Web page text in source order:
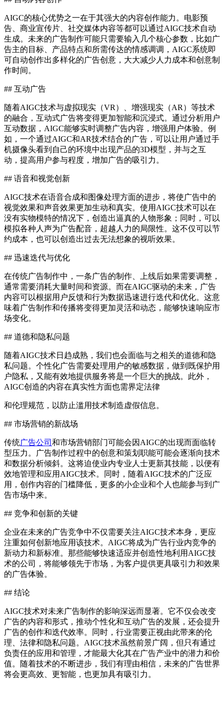
AIGC的核心优势之一在于其强大的内容创作能力。电影预
告、商业宣传片、社交媒体内容等都可以通过AIGC技术自动
生成。未来的广告制作可能只需要输入几个核心参数，比如广
告主的目标、产品特点和所需传达的情感调调，AIGC系统即
可自动创作出多样化的广告创意，大大减少人力成本和创意制
作时间。
## 互动广告
随着AIGC技术与虚拟现实（VR）、增强现实（AR）等技术
的融合，互动式广告将变得更加智能和沉浸式。通过分析用户
互动数据，AIGC能够实时调整广告内容，增强用户体验。例
如，一个通过AIGC和AR技术结合的广告，可以让用户通过手
机摄像头看到自己的环境中出现产品的3D模型，并与之互
动，提高用户参与程度，增加广告的吸引力。
## 语音和视觉创新
AIGC技术在语音合成和图像处理方面的进步，将使广告中的
视觉效果和声音效果更加生动和真实。使用AIGC技术可以在
没有实物模特的情况下，创造出逼真的人物形象；同时，可以
模拟各种人声为广告配音，超越人力的局限性。这不仅可以节
约成本，也可以创造出过去无法想象的视听效果。
## 迅速迭代与优化
在传统广告制作中，一条广告的制作、上线后如果需要调整，
通常需要消耗大量时间和资源。而在AIGC驱动的未来，广告
内容可以根据用户反馈和行为数据迅速进行迭代和优化。这意
味着广告制作和传播将变得更加灵活和动态，能够快速响应市
场变化。
## 道德和隐私问题
随着AIGC技术日趋成熟，我们也会面临与之相关的道德和隐
私问题。个性化广告需要处理用户的敏感数据，做到既保护用
户隐私，又能有效地提供服务将是一个巨大的挑战。此外，
AIGC创造的内容在真实性方面也需界定法律
和伦理规范，以防止滥用技术制造虚假信息。
## 市场营销的新战场
传统广告公司 和市场营销部门可能会因AIGC的出现而面临转
型压力。广告制作过程中的创意和策划职能可能会逐渐向技术
和数据分析倾斜。这将迫使业内专业人士更新其技能，以便有
效地管理和应用AIGC技术。同时，随着AIGC技术的广泛应
用，创作内容的门槛降低，更多的小企业和个人也能参与到广
告市场中来。
## 竞争和创新的关键
企业在未来的广告竞争中不仅需要关注AIGC技术本身，更应
注重如何创新地应用该技术。AIGC将成为广告行业内竞争的
新动力和新标准。那些能够快速适应并创造性地利用AIGC技
术的公司，将能够领先于市场，为客户提供更具吸引力和效果
的广告体验。
## 结论
AIGC技术对未来广告制作的影响深远而显著。它不仅会改变
广告的内容和形式，推动个性化和互动广告的发展，还会提升
广告的创作和迭代效率。同时，行业需要正视由此带来的伦
理、法律和隐私问题。AIGC技术虽然前景广阔，但只有通过
负责任的应用和管理，才能最大化其在广告产业中的潜力和价
值。随着技术的不断进步，我们有理由相信，未来的广告世界
将会更高效、更智能，也更加具有吸引力。